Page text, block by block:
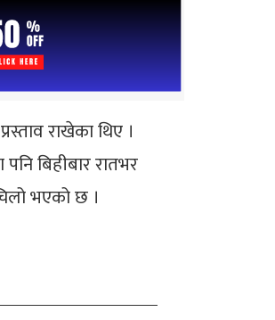
राखेका थिए ।
बिहीबार रातभर
भएको छ ।